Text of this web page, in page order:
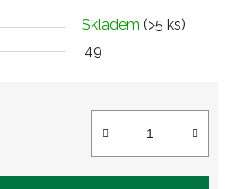
Skladem (>5 ks)
49